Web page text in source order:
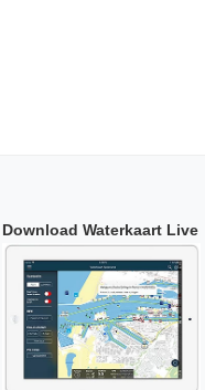
Download Waterkaart Live